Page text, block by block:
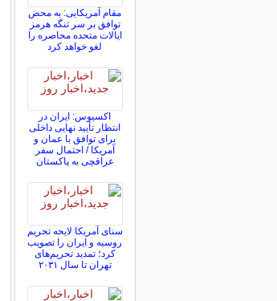
مقام آمریکایی: به محض
توافق بر سر تنگه هرمز
ایالات متحده محاصره را
لغو خواهد کرد
اکسیوس: ایران در
انتظار تأیید نهایی داخلی
برای توافق با عمان و
آمریکا / احتمال سفر
عراقچی به پاکستان
سنای آمریکا لایحه تحریم
روسیه و ایران را تصویب
کرد؛ تمدید تحریم‌های
تهران تا سال ۲۰۳۱